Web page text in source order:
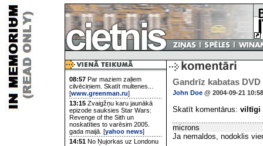
08:57 Par maziem zaļiem
cilvēciņiem. Skatīt multenes...
[www.greenman.ru]
13:15 Zvaigžņu karu jaunākā
epizode sauksies Star Wars:
Revenge of the Sith un
noskatīties to varēsim 2005.
gada maijā. [yahoo news]
14:51 No Ņujorkas uz Londonu
Gandrīz kabatas
John Doe @ 2004-09-21 10:58
Skatīt komentārus: viltīgi
microns
Ja nemaldos, nodoklis